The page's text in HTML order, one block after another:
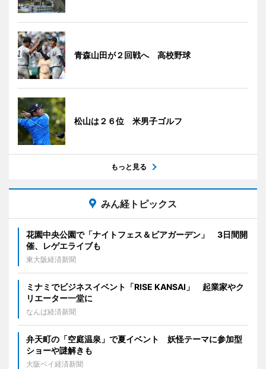
青森山田が２回戦へ 高校野球
松山は２６位 米男子ゴルフ
もっと見る
みん経トピックス
花園中央公園で「ナイトフェス＆ビアガーデン」 3日間開
催、レゲエライブも
東大阪経済新聞
ミナミでビジネスイベント「RISE KANSAI」 起業家やク
リエーター一堂に
なんば経済新聞
弁天町の「空庭温泉」で夏イベント 妖怪テーマに参加型
ショーや謎解きも
大阪ベイ経済新聞